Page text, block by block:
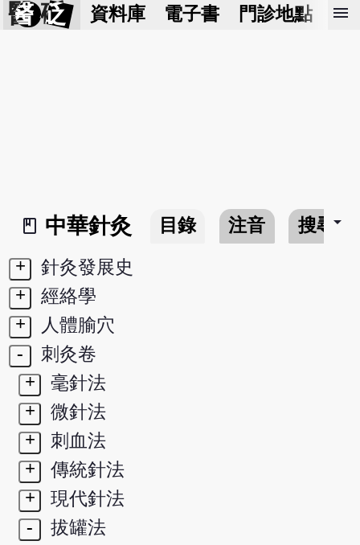
醫 砭 資料庫 電子書 門診地點 預
menu
book_2
中華針灸 目錄 注音 搜尋arrow_drop_down
+
針灸發展史
+
經絡學
+
人體腧穴
-
刺灸卷
+
毫針法
+
微針法
+
刺血法
+
傳統針法
+
現代針法
-
拔罐法